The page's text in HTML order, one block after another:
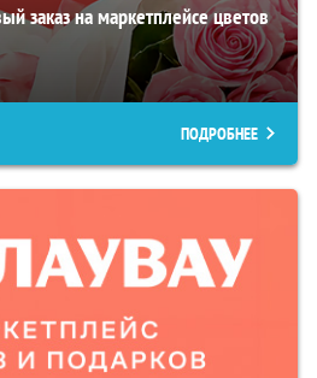
заказ на маркетплейсе цветов
ПОДРОБНЕЕ